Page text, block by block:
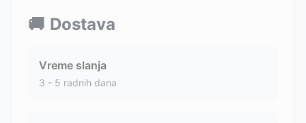
🚚 Dostava
Vreme slanja
3 - 5 radnih dana